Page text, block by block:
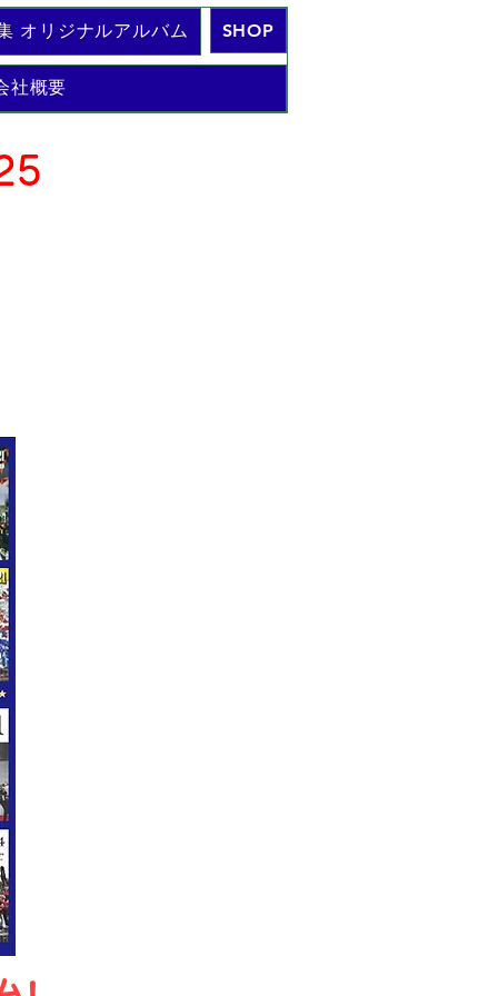
オリジナルアルバム SHOP
社概要